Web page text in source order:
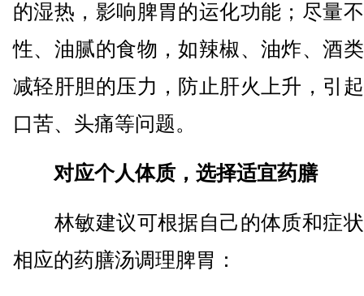
的湿热，影响脾胃的运化功能；尽量
性、油腻的食物，如辣椒、油炸、酒
减轻肝胆的压力，防止肝火上升，引
口苦、头痛等问题。
对应个人体质，选择适宜药膳
林敏建议可根据自己的体质和症
相应的药膳汤调理脾胃：